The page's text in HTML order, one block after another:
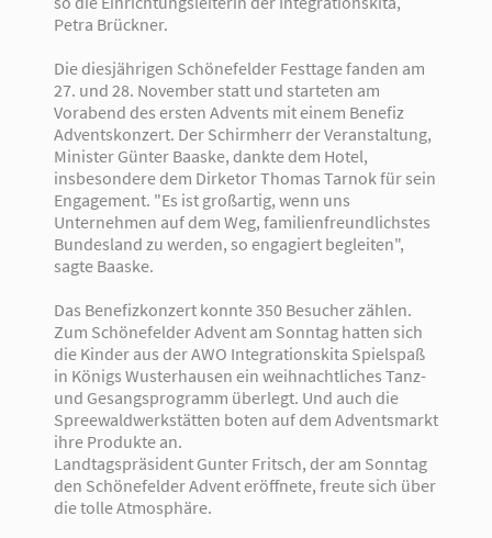
Petra Brückner.
Die diesjährigen Schönefelder Festtage fanden am
27. und 28. November statt und starteten am
Vorabend des ersten Advents mit einem Benefiz
Adventskonzert. Der Schirmherr der Veranstaltung,
Minister Günter Baaske, dankte dem Hotel,
insbesondere dem Dirketor Thomas Tarnok für sein
Engagement. "Es ist großartig, wenn uns
Unternehmen auf dem Weg, familienfreundlichstes
Bundesland zu werden, so engagiert begleiten",
sagte Baaske.
Das Benefizkonzert konnte 350 Besucher zählen.
Zum Schönefelder Advent am Sonntag hatten sich
die Kinder aus der AWO Integrationskita Spielspaß
in Königs Wusterhausen ein weihnachtliches Tanz-
und Gesangsprogramm überlegt. Und auch die
Spreewaldwerkstätten boten auf dem Adventsmarkt
ihre Produkte an.
Landtagspräsident Gunter Fritsch, der am Sonntag
den Schönefelder Advent eröffnete, freute sich über
die tolle Atmosphäre.